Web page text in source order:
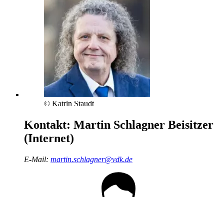
© Katrin Staudt
Kontakt: Martin Schlagner Beisitzer
(Internet)
E-Mail: martin.schlagner@vdk.de